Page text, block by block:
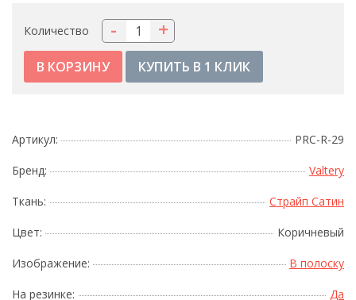
Количество +
-
КУПИТЬ В 1 КЛИК
Артикул: PRC-R-29
Бренд: Valtery
Ткань: Страйп Сатин
Цвет: Коричневый
Изображение: В полоску
На резинке: Да